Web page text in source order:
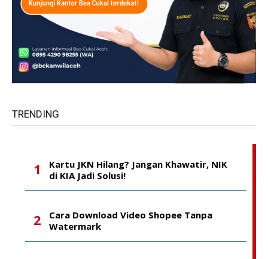
TRENDING
Kartu JKN Hilang? Jangan Khawatir, NIK
di KIA Jadi Solusi!
Cara Download Video Shopee Tanpa
Watermark